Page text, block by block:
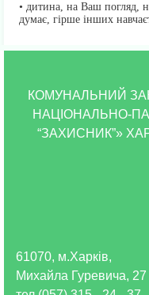
• дитина, на Ваш погляд,
думає, гірше інших
КОМУНАЛЬНИЙ
НАЦІОНАЛЬНО-
“ЗАХИСНИК”»
61070, м.Харків,
Михайла Гуревича, 27